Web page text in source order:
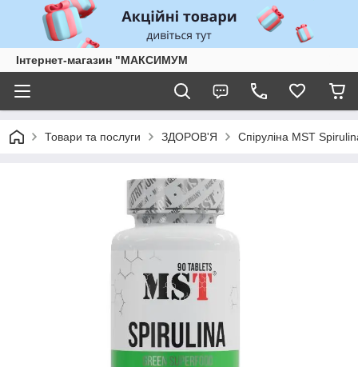
Інтернет-магазин "МАКСИМУМ
Товари та послуги ЗДОРОВ'Я Спіруліна MST